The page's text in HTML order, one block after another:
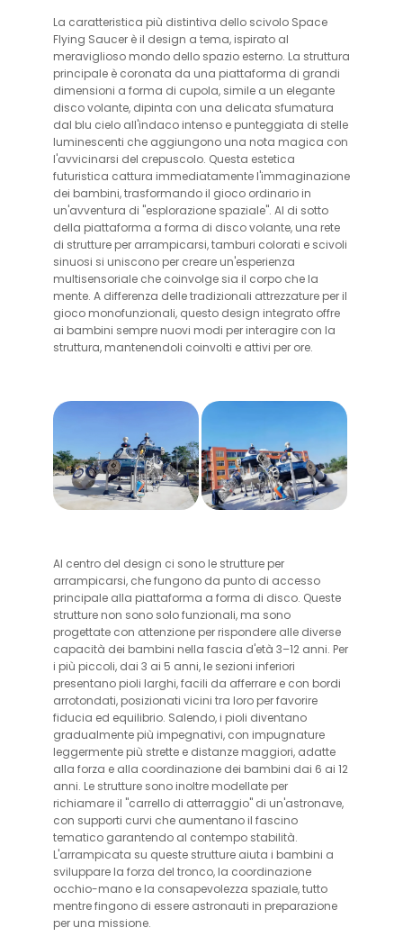
La caratteristica più distintiva dello scivolo Space
Flying Saucer è il design a tema, ispirato al
meraviglioso mondo dello spazio esterno. La struttura
principale è coronata da una piattaforma di grandi
dimensioni a forma di cupola, simile a un elegante
disco volante, dipinta con una delicata sfumatura
dal blu cielo all'indaco intenso e punteggiata di stelle
luminescenti che aggiungono una nota magica con
l'avvicinarsi del crepuscolo. Questa estetica
futuristica cattura immediatamente l'immaginazione
dei bambini, trasformando il gioco ordinario in
un'avventura di "esplorazione spaziale". Al di sotto
della piattaforma a forma di disco volante, una rete
di strutture per arrampicarsi, tamburi colorati e scivoli
sinuosi si uniscono per creare un'esperienza
multisensoriale che coinvolge sia il corpo che la
mente. A differenza delle tradizionali attrezzature per il
gioco monofunzionali, questo design integrato offre
ai bambini sempre nuovi modi per interagire con la
struttura, mantenendoli coinvolti e attivi per ore.
Al centro del design ci sono le strutture per
arrampicarsi, che fungono da punto di accesso
principale alla piattaforma a forma di disco. Queste
strutture non sono solo funzionali, ma sono
progettate con attenzione per rispondere alle diverse
capacità dei bambini nella fascia d'età 3–12 anni. Per
i più piccoli, dai 3 ai 5 anni, le sezioni inferiori
presentano pioli larghi, facili da afferrare e con bordi
arrotondati, posizionati vicini tra loro per favorire
fiducia ed equilibrio. Salendo, i pioli diventano
gradualmente più impegnativi, con impugnature
leggermente più strette e distanze maggiori, adatte
alla forza e alla coordinazione dei bambini dai 6 ai 12
anni. Le strutture sono inoltre modellate per
richiamare il "carrello di atterraggio" di un'astronave,
con supporti curvi che aumentano il fascino
tematico garantendo al contempo stabilità.
L'arrampicata su queste strutture aiuta i bambini a
sviluppare la forza del tronco, la coordinazione
occhio-mano e la consapevolezza spaziale, tutto
mentre fingono di essere astronauti in preparazione
per una missione.